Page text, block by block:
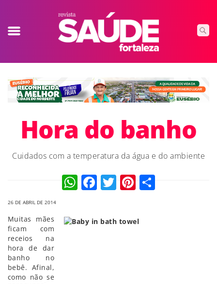
Hora do banho
Cuidados com a temperatura da água e do ambiente
WhatsApp
Facebook
TwitterPinterest
26 DE ABRIL DE 2014
Muitas mães
ficam com
receios na
hora de dar
banho no
bebê. Afinal,
como não se